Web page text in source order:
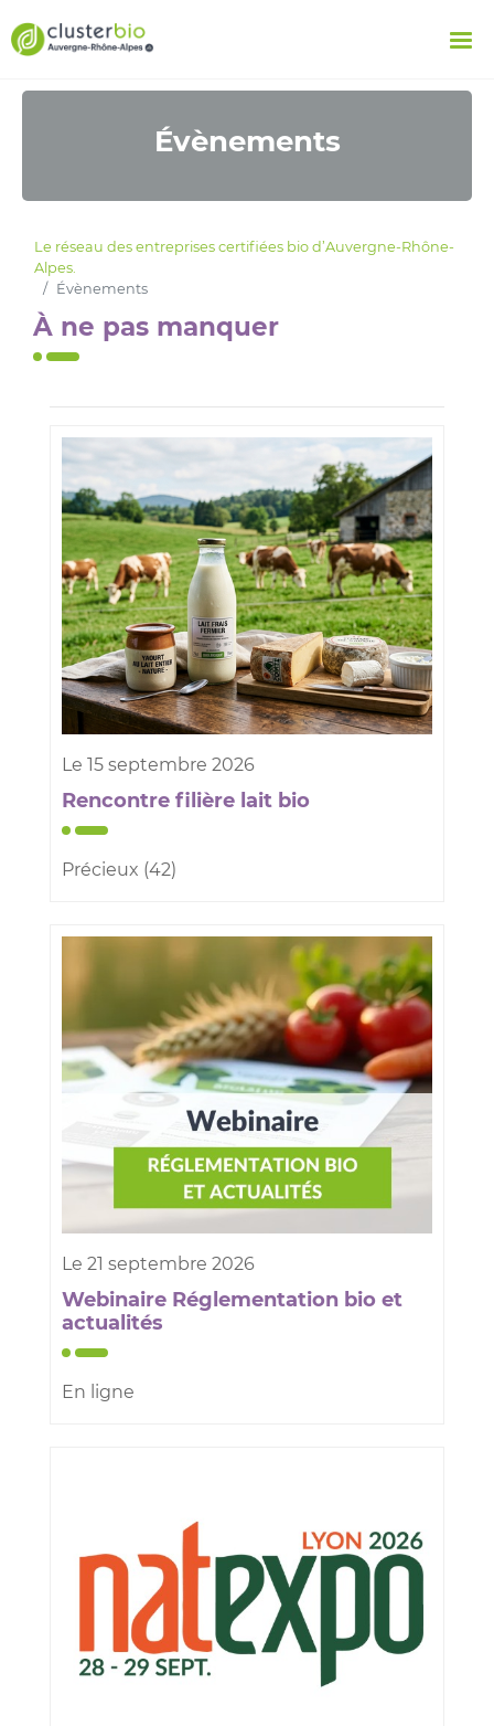
Évènements
Le réseau des entreprises certifiées bio d’Auvergne-Rhône-
Alpes.
Évènements
À ne pas manquer
Le 15 septembre 2026
Rencontre filière lait bio
Précieux (42)
Le 21 septembre 2026
Webinaire Réglementation bio et
actualités
En ligne